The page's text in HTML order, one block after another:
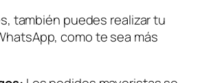
también puedes realizar tu
como te sea más